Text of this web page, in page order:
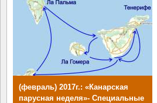
(февраль) 2017г.: «Канарская
парусная неделя»- Специальные